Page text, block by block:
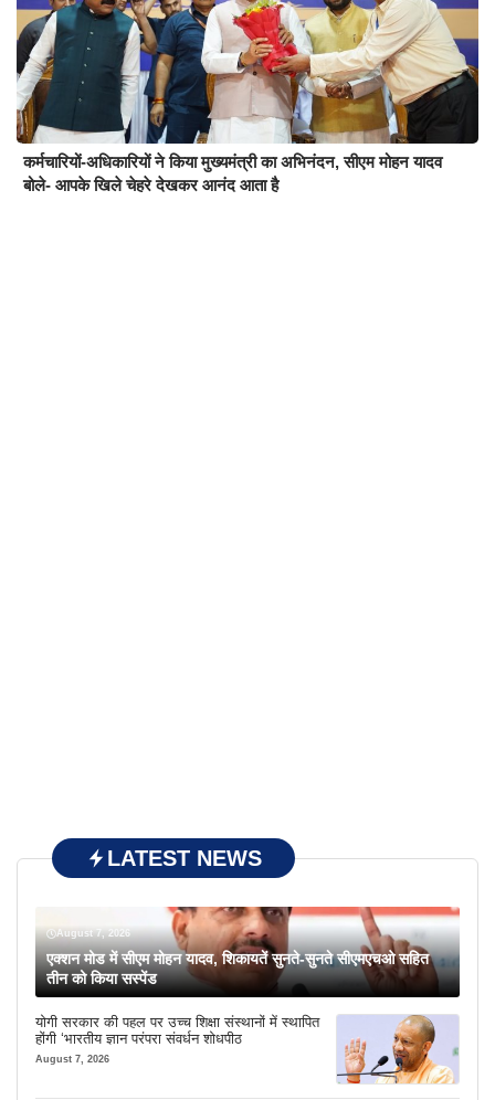
कर्मचारियों-अधिकारियों ने किया मुख्यमंत्री का अभिनंदन, सीएम मोहन यादव
बोले- आपके खिले चेहरे देखकर आनंद आता है
LATEST NEWS
August 7, 2026
एक्शन मोड में सीएम मोहन यादव, शिकायतें सुनते-सुनते सीएमएचओ सहित
तीन को किया सस्पेंड
योगी सरकार की पहल पर उच्च शिक्षा संस्थानों में स्थापित
होंगी ‘भारतीय ज्ञान परंपरा संवर्धन शोधपीठ
August 7, 2026